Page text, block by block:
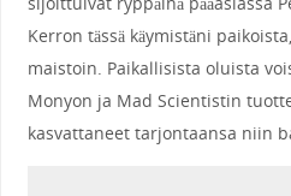
Kerron tässä käymistäni
maistoin. Paikallisista oluista
Monyon ja Mad Scientistin
kasvattaneet tarjontaansa niin